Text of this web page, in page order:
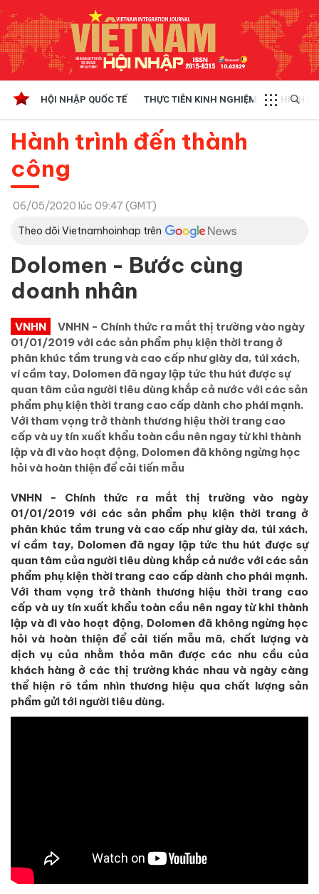
HỘI NHẬP QUỐC TẾ THỰC TIỄN KINH NGHIỆM CHÍNH
Hành trình đến thành
công
06/05/2020 lúc 09:47 (GMT)
Theo dõi Vietnamhoinhap trên
Dolomen - Bước cùng
doanh nhân
VNHN
VNHN - Chính thức ra mắt thị trường vào ngày
01/01/2019 với các sản phẩm phụ kiện thời trang ở
phân khúc tầm trung và cao cấp như giày da, túi xách,
ví cầm tay, Dolomen đã ngay lập tức thu hút được sự
quan tâm của người tiêu dùng khắp cả nước với các sản
phẩm phụ kiện thời trang cao cấp dành cho phái mạnh.
Với tham vọng trở thành thương hiệu thời trang cao
cấp và uy tín xuất khẩu toàn cầu nên ngay từ khi thành
lập và đi vào hoạt động, Dolomen đã không ngừng học
hỏi và hoàn thiện để cải tiến mẫu
VNHN - Chính thức ra mắt thị trường vào ngày
01/01/2019 với các sản phẩm phụ kiện thời trang ở
phân khúc tầm trung và cao cấp như giày da, túi xách,
ví cầm tay, Dolomen đã ngay lập tức thu hút được sự
quan tâm của người tiêu dùng khắp cả nước với các sản
phẩm phụ kiện thời trang cao cấp dành cho phái mạnh.
Với tham vọng trở thành thương hiệu thời trang cao
cấp và uy tín xuất khẩu toàn cầu nên ngay từ khi thành
lập và đi vào hoạt động, Dolomen đã không ngừng học
hỏi và hoàn thiện để cải tiến mẫu mã, chất lượng và
dịch vụ của nhằm thỏa mãn được các nhu cầu của
khách hàng ở các thị trường khác nhau và ngày càng
thể hiện rõ tầm nhìn thương hiệu qua chất lượng sản
phẩm gửi tới người tiêu dùng.